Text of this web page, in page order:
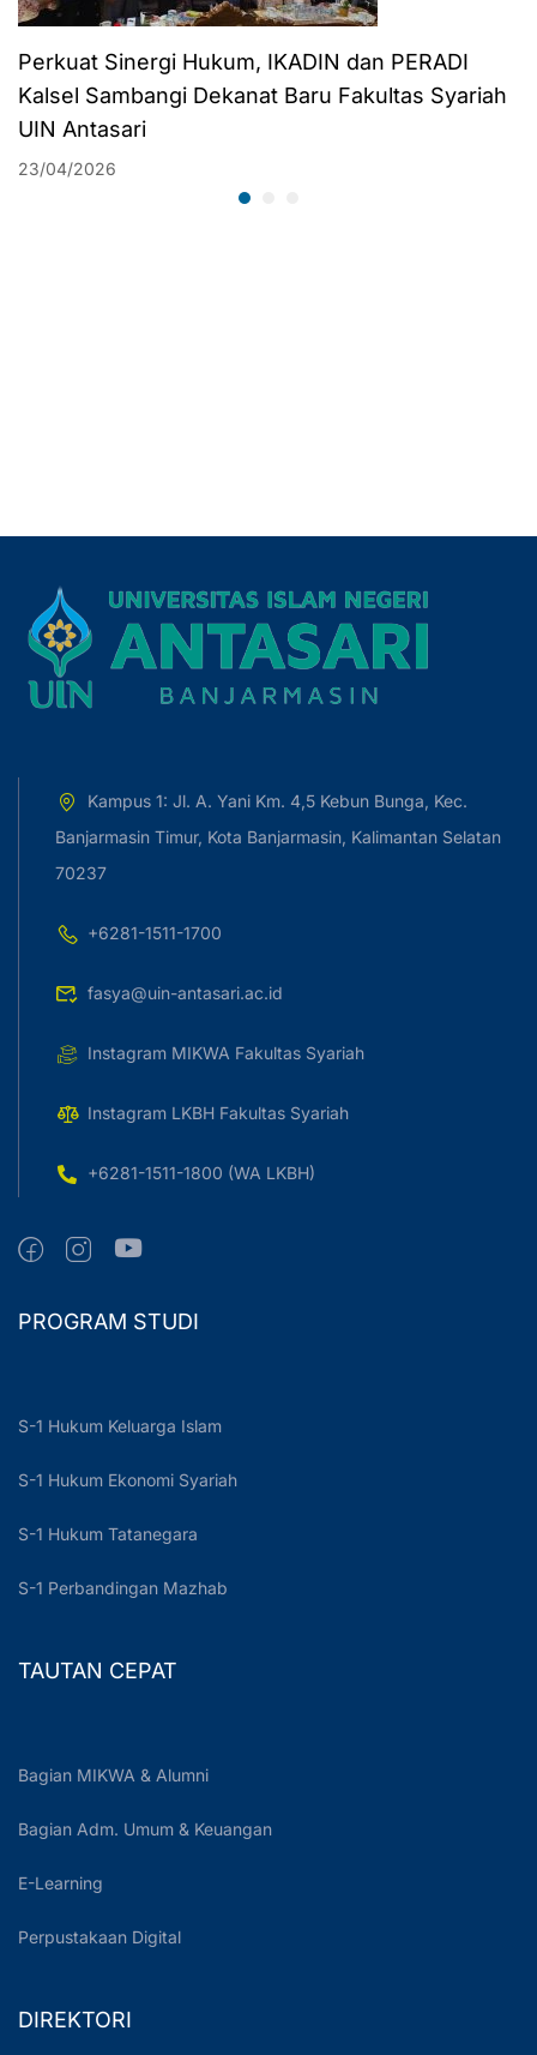
Perkuat Sinergi Hukum, IKADIN dan PERADI
Kalsel Sambangi Dekanat Baru Fakultas Syariah
UIN Antasari
23/04/2026
Kampus 1: Jl. A. Yani Km. 4,5 Kebun Bunga, Kec.
Banjarmasin Timur, Kota Banjarmasin, Kalimantan Selatan
70237
+6281-1511-1700
fasya@uin-antasari.ac.id
Instagram MIKWA Fakultas Syariah
Instagram LKBH Fakultas Syariah
+6281-1511-1800 (WA LKBH)
PROGRAM STUDI
S-1 Hukum Keluarga Islam
S-1 Hukum Ekonomi Syariah
S-1 Hukum Tatanegara
S-1 Perbandingan Mazhab
TAUTAN CEPAT
Bagian MIKWA & Alumni
Bagian Adm. Umum & Keuangan
E-Learning
Perpustakaan Digital
DIREKTORI